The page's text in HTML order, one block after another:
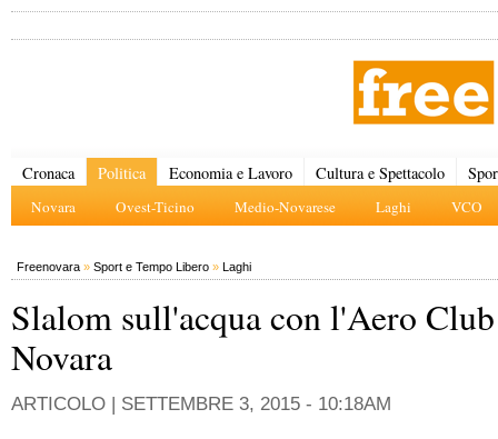
Cronaca Politica
Novara Ovest-Ticino Medio-Novarese Laghi VCO
Economia e Lavoro Cultura e Spettacolo
Freenovara » Sport e Tempo Libero » Laghi
Slalom sull'acqua con l'Aero Club
Novara
ARTICOLO | SETTEMBRE 3, 2015 - 10:18AM